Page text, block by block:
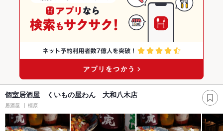
個室居酒屋 くいもの屋わん 大和八木店
居酒屋 橿原